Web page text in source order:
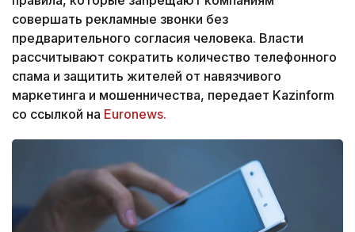
совершать рекламные звонки без
предварительного согласия человека. Власти
рассчитывают сократить количество телефонного
спама и защитить жителей от навязчивого
маркетинга и мошенничества, передает Kazinform
со ссылкой на Euronews.